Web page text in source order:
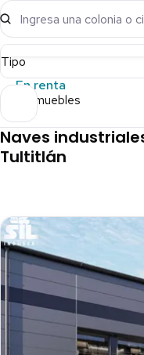
Ingresa una colonia o
Tipo
En renta
7 inmuebles
Naves
Tultitlán